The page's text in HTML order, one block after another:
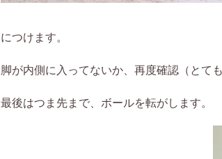
につけます。
脚が内側に入ってないか、再度確認（とても
最後はつま先まで、ボールを転がします。